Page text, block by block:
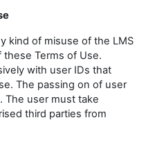
kind of misuse of the LMS
Terms of Use.
with user IDs that
The passing on of user
The user must take
third parties from